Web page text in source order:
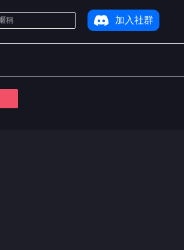
加入社群